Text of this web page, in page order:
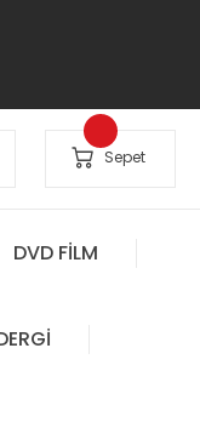
Sepet
DVD FİLM